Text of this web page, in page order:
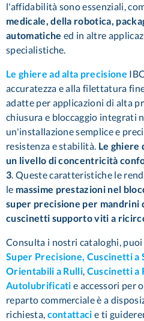
l'affidabilità sono essenziali,
medicale, della robotica,
automatiche ed in altre
specialistiche.
Le ghiere ad alta precisione
accuratezza e alla filettatura
adatte per applicazioni di alta
chiusura e bloccaggio integrati
un'installazione semplice e
resistenza e stabilità. Le ghiere
un livello di concentricità
3. Queste caratteristiche le
le massime prestazioni nel
super precisione per mandrini
cuscinetti supporto viti a
Consulta i nostri cataloghi,
Super Precisione, Cuscinetti a
Orientabili a Rulli, Cuscinetti a
Autolubrificatie accessori per
reparto commerciale è a
richiesta, contattaci e ti